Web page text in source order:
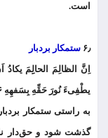
است.
۶٫ ستمکار بردبار
اِنَّ الظالِمَ الحالِِمَ
یطْفِیءَ نُورَ حَقِّهِ بِسَفهِهِ ۶
به راستی ستمکار
گذشت شود و حق‌دار